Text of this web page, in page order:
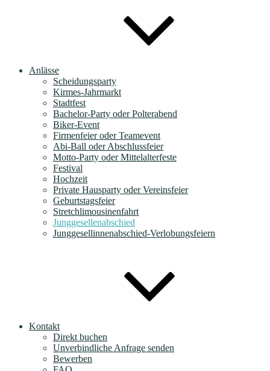
Anlässe
Scheidungsparty
Kirmes-Jahrmarkt
Stadtfest
Bachelor-Party oder Polterabend
Biker-Event
Firmenfeier oder Teamevent
Abi-Ball oder Abschlussfeier
Motto-Party oder Mittelalterfeste
Festival
Hochzeit
Private Hausparty oder Vereinsfeier
Geburtstagsfeier
Stretchlimousinenfahrt
Junggesellenabschied
Junggesellinnenabschied-Verlobungsfeiern
Kontakt
Direkt buchen
Unverbindliche Anfrage senden
Bewerben